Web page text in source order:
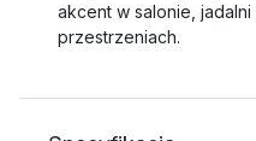
akcent w salonie,
przestrzeniach.